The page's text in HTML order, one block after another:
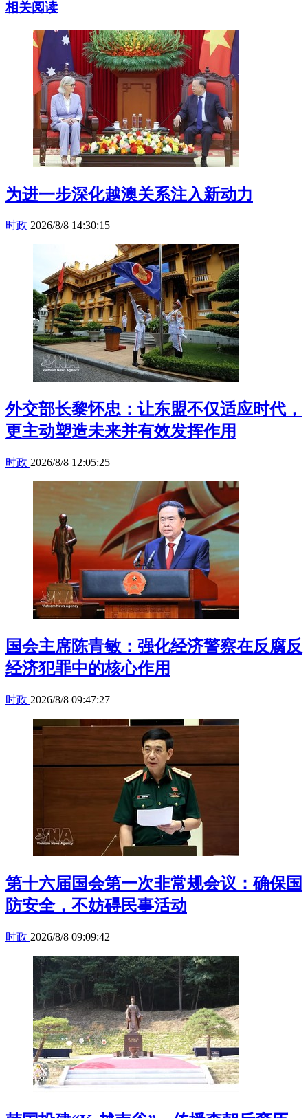
相关阅读
为进一步深化越澳关系注入新动力
时政 2026/8/8 14:30:15
外交部长黎怀忠：让东盟不仅适应时代，
更主动塑造未来并有效发挥作用
时政 2026/8/8 12:05:25
国会主席陈青敏：强化经济警察在反腐反
经济犯罪中的核心作用
时政 2026/8/8 09:47:27
第十六届国会第一次非常规会议：确保国
防安全，不妨碍民事活动
时政 2026/8/8 09:09:42